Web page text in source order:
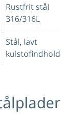
Rustfrit stål
316/316L
Stål, lavt
kulstofindhold